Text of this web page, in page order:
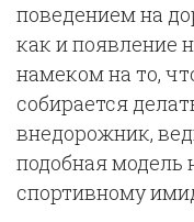
поведением на
как и появление
намеком на то,
собирается
внедорожник,
подобная модель
спортивному